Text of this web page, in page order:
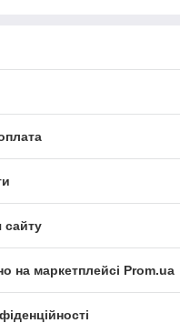
сайту
на маркетплейсі Prom.ua